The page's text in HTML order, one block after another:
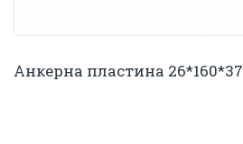
Анкерна пластина 26*160*37